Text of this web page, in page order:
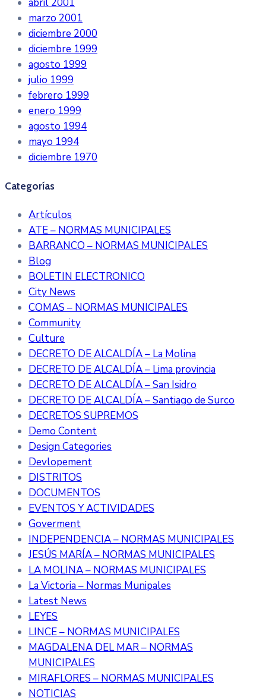
marzo 2001
diciembre 2000
diciembre 1999
agosto 1999
julio 1999
febrero 1999
enero 1999
agosto 1994
mayo 1994
diciembre 1970
Categorías
Artículos
ATE – NORMAS MUNICIPALES
BARRANCO – NORMAS MUNICIPALES
Blog
BOLETIN ELECTRONICO
City News
COMAS – NORMAS MUNICIPALES
Community
Culture
DECRETO DE ALCALDÍA – La Molina
DECRETO DE ALCALDÍA – Lima provincia
DECRETO DE ALCALDÍA – San Isidro
DECRETO DE ALCALDÍA – Santiago de Surco
DECRETOS SUPREMOS
Demo Content
Design Categories
Devlopement
DISTRITOS
DOCUMENTOS
EVENTOS Y ACTIVIDADES
Goverment
INDEPENDENCIA – NORMAS MUNICIPALES
JESÚS MARÍA – NORMAS MUNICIPALES
LA MOLINA – NORMAS MUNICIPALES
La Victoria – Normas Munipales
Latest News
LEYES
LINCE – NORMAS MUNICIPALES
MAGDALENA DEL MAR – NORMAS
MUNICIPALES
MIRAFLORES – NORMAS MUNICIPALES
NOTICIAS